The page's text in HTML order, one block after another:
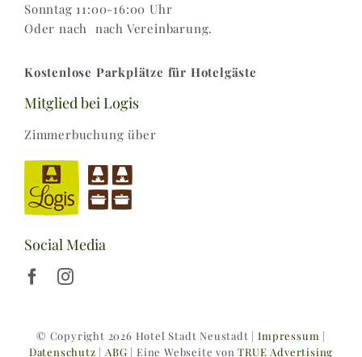
Sonntag 11:00-16:00 Uhr
Oder nach nach Vereinbarung.
Kostenlose Parkplätze für Hotelgäste
Mitglied bei Logis
Zimmerbuchung über
Social Media
© Copyright 2026 Hotel Stadt Neustadt |Impressum |
Datenschutz |ABG | Eine Webseite vonTRUE Advertising